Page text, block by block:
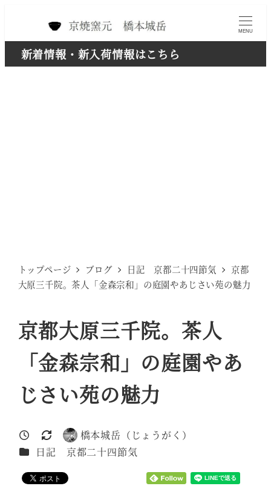
コ
MENU
新着情報・新入荷情報はこちら
トップページ ブログ 日記 京都二十四節気
京都
大原三千院。茶人「金森宗和」の庭園やあじさい苑の魅力
京都大原三千院。茶人
「金森宗和」の庭園やあ
じさい苑の魅力
投稿日更新日
著
者
橋本城岳（じょうがく）
カテゴリー
日記 京都二十四節気